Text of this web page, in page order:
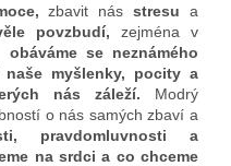
zbavit nás stresu a
povzbudí, zejména v
se neznámého
myšlenky, pocity a
nás záleží. Modrý
o nás samých zbaví a
pravdomluvnosti a
na srdci a co chceme